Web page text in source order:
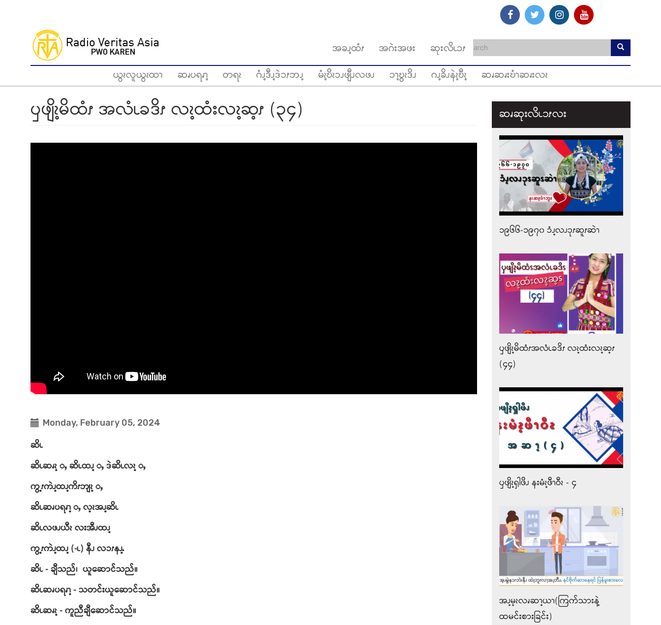
အခၪ့ထံၭ အဂဲးအဖး
ဆုးလိၬၥၭ
ယွၩလူယွၩထၫ
ဆၧပရၧၫ့ တရၩ ဂံၪ့ဒီၪ့ဒဲၥၭဘၪ့ မံၩ့ဎိၩၥၪဖျီၪလဖၪ ၥၫ့ဎွၩဒိၪ ဂၪ့ခိၪနဲၩ့ဎီၩ့ ဆၧဆၧးဎံၫဆၧးလၩ
ၦဖျိၩ့မိထံၭ အလံၬခဒိၭ လၩ့ထံးလၩ့ဆ့ၭ (၃၄)
Monday, February 05, 2024
ဆိၬ
ဆိၬဆၧၩ့ ႇ ဆိၬထၪ့ ႇ ဒဲဆိၬလၩ့ ႇ
ကွ့ၭကဲၪ့ထၪ့ကိၭဘျၩ့ ႇ
ဆိၬဆၧပရၧၫ့ ႇ လ့ၩအၪ့ဆိၬ
ဆိၬလဖၪယီၩ လးအီၪထၪ့
ကွ့ၭကဲၪ့ထၪ့ (-ၬ) နီၪ လၥၭနၪ့ႉ
ဆိၬ - ချီသည်၊ ယူဆောင်သည်။
ဆိၬဆၧပရၧၫ့ - သတင်းယူဆောင်သည်။
ဆိၬဆၧၩ့ - ကူညီချီဆောင်သည်။
ဆၧဆုးလိၬ၁ၭလး
၁၉၆၆-၁၉၇၀ ၥံၪ့လၪၥုၭဆူၭဆဲၫ
ၦဖျိၩ့မိထံၭအလံၬခဒိၭ လၩ့ထံးလၩ့ဆ့ၭ
(၄၄)
ၦဖျိၩ့ၡါဖိၪ နးမံၩ့ဖီၫဝီၩ - ၄
အၪ့မ့ၩလၧဆၫ့ယၫ(ကြက်သားနဲ့
ထမင်းစားခြင်း)